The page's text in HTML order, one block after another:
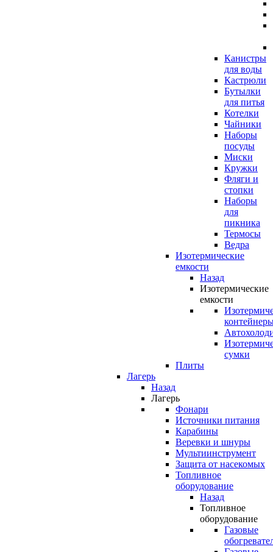
Канистры
для воды
Кастрюли
Бутылки
для питья
Котелки
Чайники
Наборы
посуды
Миски
Кружки
Фляги и
стопки
Наборы
для
пикника
Термосы
Ведра
Изотермические
емкости
Назад
Изотермические
емкости
сумки
Плиты
Лагерь
Назад
Лагерь
Фонари
Источники питания
Карабины
Веревки и шнуры
Мультиинструмент
Защита от насекомых
Топливное
оборудование
Назад
Топливное
оборудование
Газовые